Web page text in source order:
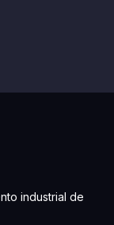
industrial de